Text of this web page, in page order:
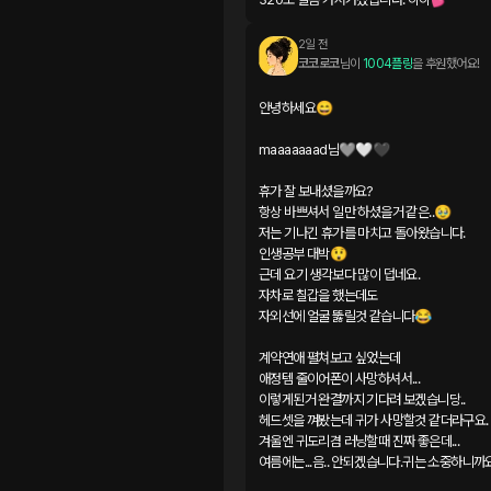
2일 전
코코로코님이 1004플링을 후원했어요!
안녕하세요😄
maaaaaaad님🩶🤍🖤
휴가 잘 보내셨을까요?
항상 바쁘셔서 일만 하셨을거 같은..🥹
저는 기나긴 휴가를 마치고 돌아왔습니다.
인생공부 대박😲
근데 요기 생각보다 많이 덥네요.
자차로 칠갑을 했는데도
자외선에 얼굴 뚫릴것 같습니다😂
계약연애 펼쳐보고 싶었는데
애정템 줄이어폰이 사망하셔서...
이렇게된거 완결까지 기다려 보겠습니당..
헤드셋을 껴봤는데 귀가 사망할것 같더라구요.
겨울엔 귀도리겸 러닝할때 진짜 좋은데...
여름에는...음.. 안되겠습니다.귀는 소중하니